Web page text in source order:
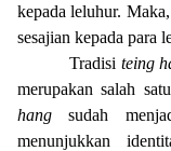
kepada leluhur.
sesajian kepada para
Tradisi teing
merupakan salah
hang sudah
menunjukkan